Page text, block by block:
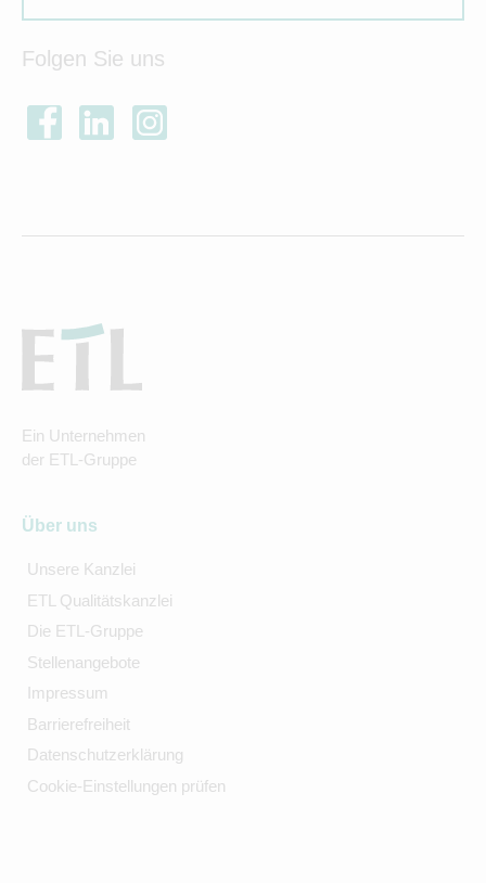
Folgen Sie uns
Ein Unternehmen
der ETL-Gruppe
Über uns
Unsere Kanzlei
ETL Qualitätskanzlei
Die ETL-Gruppe
Stellenangebote
Impressum
Barrierefreiheit
Datenschutzerklärung
Cookie-Einstellungen prüfen